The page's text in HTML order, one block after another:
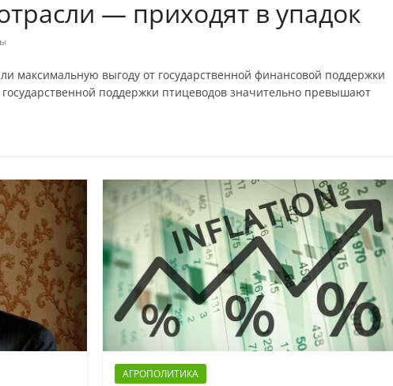
— приходят в упадок
максимальную выгоду от государственной финансовой поддержки
государственной поддержки птицеводов значительно превышают
АГРОПОЛИТИКА